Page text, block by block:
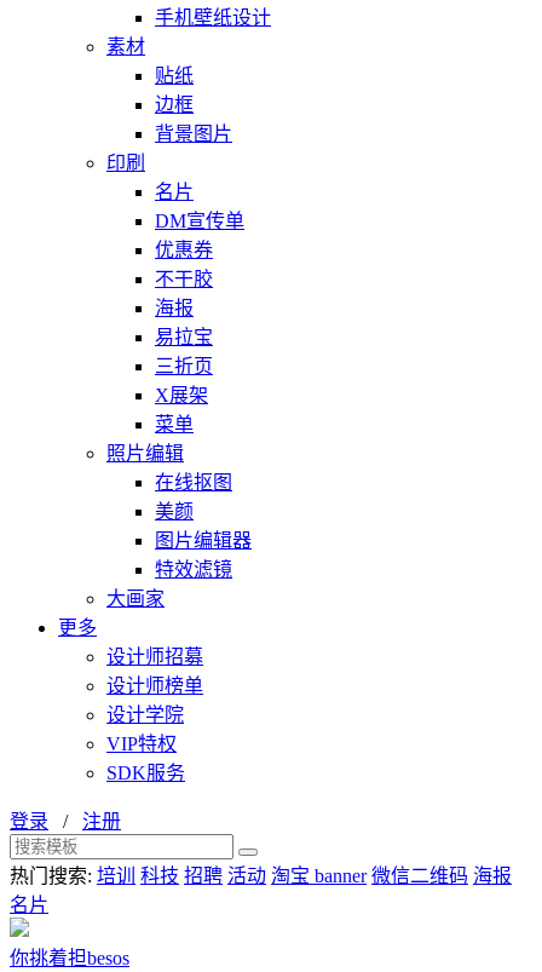
手机壁纸设计
素材
贴纸
边框
背景图片
印刷
名片
DM宣传单
优惠券
不干胶
海报
易拉宝
三折页
X展架
菜单
照片编辑
在线抠图
美颜
图片编辑器
特效滤镜
大画家
更多
设计师招募
设计师榜单
设计学院
VIP特权
SDK服务
登录 / 注册
热门搜索: 培训 科技 招聘 活动 淘宝 banner 微信二维码 海报
名片
你挑着担besos